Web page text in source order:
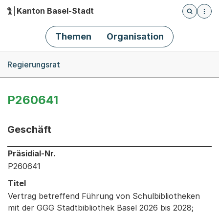
Hauptnavigation
Kanton Basel-Stadt
Öffnet
Themen Organisation
Regierungsrat
P260641
Geschäft
Informationen zum Ausgewählten Geschäft
Präsidial-Nr.
P260641
Titel
Vertrag betreffend Führung von Schulbibliotheken
mit der GGG Stadtbibliothek Basel 2026 bis 2028;